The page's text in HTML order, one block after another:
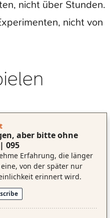
nicht über Stunden.
nicht von